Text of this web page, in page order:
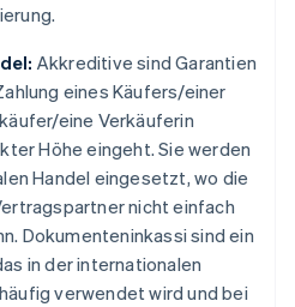
Akkreditive sind Garantien
eines Käufers/einer
eine Verkäuferin
Höhe eingeht. Sie werden
Handel eingesetzt, wo die
nicht einfach
Dokumenteninkassi sind ein
in der internationalen
verwendet wird und bei